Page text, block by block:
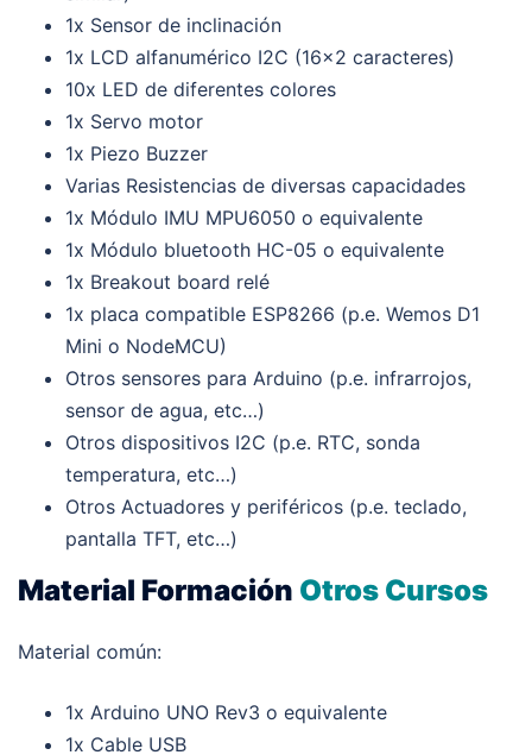
1x Sensor de inclinación
1x LCD alfanumérico I2C (16×2 caracteres)
10x LED de diferentes colores
1x Servo motor
1x Piezo Buzzer
Varias Resistencias de diversas capacidades
1x Módulo IMU MPU6050 o equivalente
1x Módulo bluetooth HC-05 o equivalente
1x Breakout board relé
1x placa compatible ESP8266 (p.e. Wemos D1
Mini o NodeMCU)
Otros sensores para Arduino (p.e. infrarrojos,
sensor de agua, etc…)
Otros dispositivos I2C (p.e. RTC, sonda
temperatura, etc…)
Otros Actuadores y periféricos (p.e. teclado,
pantalla TFT, etc…)
Material Formación Otros Cursos
Material común:
1x Arduino UNO Rev3 o equivalente
1x Cable USB